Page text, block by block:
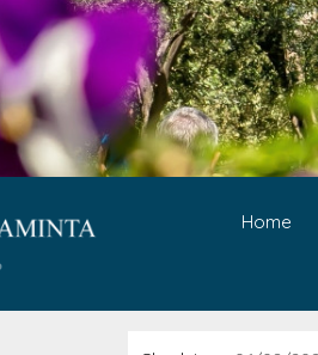
Home